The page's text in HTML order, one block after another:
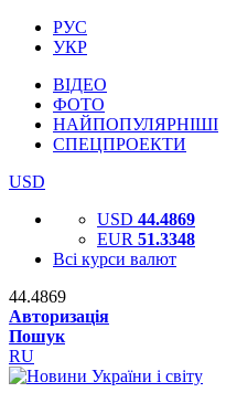
РУС
УКР
ВІДЕО
ФОТО
НАЙПОПУЛЯРНІШІ
СПЕЦПРОЕКТИ
USD
USD 44.4869
EUR 51.3348
Всі курси валют
44.4869
Авторизація
Пошук
RU